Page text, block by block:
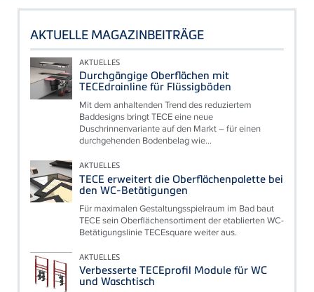
AKTUELLE MAGAZINBEITRÄGE
AKTUELLES
Durchgängige Oberflächen mit
TECEdrainline für Flüssigböden
Mit dem anhaltenden Trend des reduziertem
Baddesigns bringt TECE eine neue
Duschrinnenvariante auf den Markt – für einen
durchgehenden Bodenbelag wie...
AKTUELLES
TECE erweitert die Oberflächenpalette bei
den WC-Betätigungen
Für maximalen Gestaltungsspielraum im Bad baut
TECE sein Oberflächensortiment der etablierten WC-
Betätigungslinie TECEsquare weiter aus.
AKTUELLES
Verbesserte TECEprofil Module für WC
und Waschtisch